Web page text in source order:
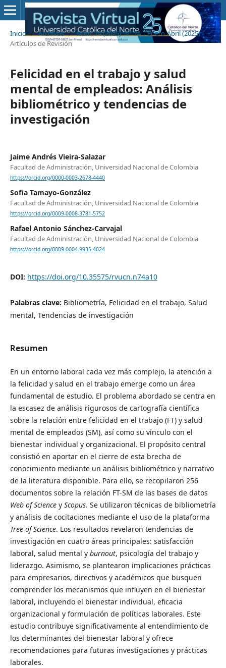
Inicio / Archivos / Núm. 74 (2025): N° 74 | Enero-Abril (2025) /
Artículos de Revisión
Felicidad en el trabajo y salud
mental de empleados: Análisis
bibliométrico y tendencias de
investigación
Jaime Andrés Vieira-Salazar
Facultad de Administración, Universidad Nacional de Colombia
https://orcid.org/0000-0003-2678-4440
Sofia Tamayo-González
Facultad de Administración, Universidad Nacional de Colombia
https://orcid.org/0009-0008-3781-5752
Rafael Antonio Sánchez-Carvajal
Facultad de Administración, Universidad Nacional de Colombia
https://orcid.org/0009-0004-9935-4024
DOI: https://doi.org/10.35575/rvucn.n74a10
Palabras clave: Bibliometría, Felicidad en el trabajo, Salud
mental, Tendencias de investigación
Resumen
En un entorno laboral cada vez más complejo, la atención a
la felicidad y salud en el trabajo emerge como un área
fundamental de estudio. El problema abordado se centra en
la escasez de análisis rigurosos de cartografía científica
sobre la relación entre felicidad en el trabajo (FT) y salud
mental de empleados (SM), así como su vínculo con el
bienestar individual y organizacional. El propósito central
consistió en aportar en el cierre de esta brecha de
conocimiento mediante un análisis bibliométrico y narrativo
de la literatura disponible. Para ello, se recopilaron 256
documentos sobre la relación FT-SM de las bases de datos
Web of Science y Scopus. Se utilizaron técnicas de bibliometría
y análisis de cocitaciones mediante el uso de la plataforma
Tree of Science. Los resultados revelaron tendencias de
investigación en cuatro áreas principales: satisfacción
laboral, salud mental y burnout, psicología del trabajo y
liderazgo. Asimismo, se plantearon implicaciones prácticas
para empresarios, directivos y académicos que busquen
comprender los mecanismos que influyen en el bienestar
laboral, incluyendo el bienestar individual, eficacia
organizacional y formulación de políticas laborales. Este
estudio contribuye significativamente al entendimiento de
los determinantes del bienestar laboral y ofrece
recomendaciones para futuras investigaciones y prácticas
laborales.